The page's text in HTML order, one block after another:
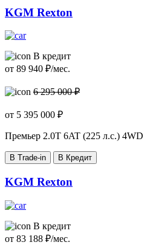
KGM Rexton
В кредит
от 89 940 ₽/мес.
6 295 000 ₽
от 5 395 000 ₽
Премьер 2.0T 6AT (225 л.с.) 4WD
В Trade-in В Кредит
KGM Rexton
В кредит
от 83 188 ₽/мес.